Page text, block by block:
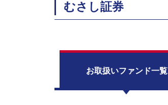
むさし証券
お取扱いファンド一覧